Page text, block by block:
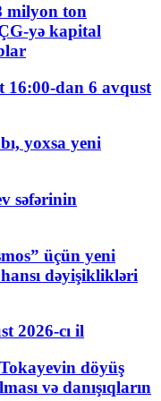
milyon ton
yə kapital
16:00-dan 6 avqust
yoxsa yeni
səfərinin
üçün yeni
dəyişiklikləri
2026-cı il
döyüş
və danışıqların